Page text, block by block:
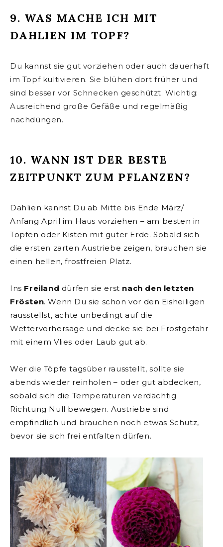
9. WAS MACHE ICH MIT
DAHLIEN IM TOPF?
Du kannst sie gut vorziehen oder auch dauerhaft
im Topf kultivieren. Sie blühen dort früher und
sind besser vor Schnecken geschützt. Wichtig:
Ausreichend große Gefäße und regelmäßig
nachdüngen.
10. WANN IST DER BESTE
ZEITPUNKT ZUM PFLANZEN?
Dahlien kannst Du ab Mitte bis Ende März/
Anfang April im Haus vorziehen – am besten in
Töpfen oder Kisten mit guter Erde. Sobald sich
die ersten zarten Austriebe zeigen, brauchen sie
einen hellen, frostfreien Platz.
Ins Freiland dürfen sie erst nach den letzten
Frösten. Wenn Du sie schon vor den Eisheiligen
rausstellst, achte unbedingt auf die
Wettervorhersage und decke sie bei Frostgefahr
mit einem Vlies oder Laub gut ab.
Wer die Töpfe tagsüber rausstellt, sollte sie
abends wieder reinholen – oder gut abdecken,
sobald sich die Temperaturen verdächtig
Richtung Null bewegen. Austriebe sind
empfindlich und brauchen noch etwas Schutz,
bevor sie sich frei entfalten dürfen.